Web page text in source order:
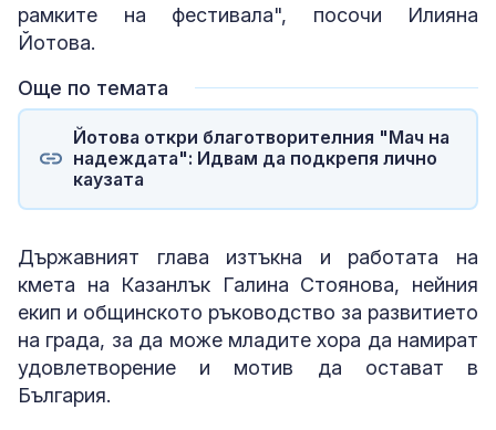
рамките на фестивала", посочи Илияна
Йотова.
Още по темата
Йотова откри благотворителния "Мач на
надеждата": Идвам да подкрепя лично
каузата
Държавният глава изтъкна и работата на
кмета на Казанлък Галина Стоянова, нейния
екип и общинското ръководство за развитието
на града, за да може младите хора да намират
удовлетворение и мотив да остават в
България.